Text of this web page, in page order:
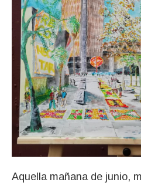
Aquella mañana de junio,